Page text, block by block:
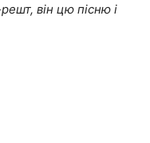
він цю пісню і